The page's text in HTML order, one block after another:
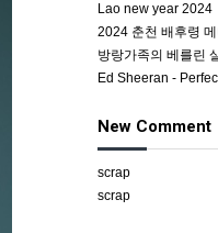
Lao new year 2024
2024 춘천 배후령
방랑가족의 베를린
Ed Sheeran -
New Comment
scrap
scrap